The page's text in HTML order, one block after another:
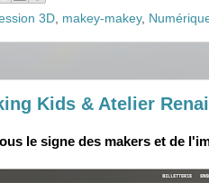
3D makey-makey,
Kids & Atelier
le signe des makers et de